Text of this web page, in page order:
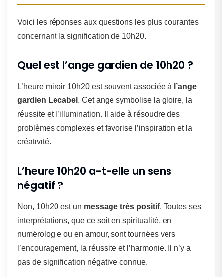
Voici les réponses aux questions les plus courantes
concernant la signification de 10h20.
Quel est l’ange gardien de 10h20 ?
L’heure miroir 10h20 est souvent associée à l’ange
gardien Lecabel . Cet ange symbolise la gloire, la
réussite et l’illumination. Il aide à résoudre des
problèmes complexes et favorise l’inspiration et la
créativité.
L’heure 10h20 a-t-elle un sens
négatif ?
Non, 10h20 est un message très positif. Toutes ses
interprétations, que ce soit en spiritualité, en
numérologie ou en amour, sont tournées vers
l’encouragement, la réussite et l’harmonie. Il n’y a
pas de signification négative connue.